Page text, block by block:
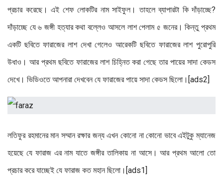
প্রচার করেছে। এই শেফ লোকটির নাম সাইফুল। তাহলে ব্যাপারটা কি দাঁড়াচ্ছে?
দাঁড়াচ্ছে যে ৬ জঙ্গী হত্যার কথা বল্লেও আসলে লাশ পেলাম ৫ জনের। কিন্তু প্রথম
একটি ছবিতে ফারাজের লাশ দেখা গেলেও আরেকটি ছবিতে ফারাজের লাশ পুরোপুরি
উধাও। আর প্রথম ছবিতে ফারাজের লাশ চিহ্নিত করা গেছে তার পায়ের সাদা কেডস
দেখে। ভিডিওতে আপনারা দেখবেন যে ফারাজের পায়ে সাদা কেডস ছিলো।[ads2]
লতিফুর রহমানের মান সম্মান রক্ষার জন্য এখন কোনো না কোনো ভাবে এইটুকু ম্যানেজ
হয়েছে যে ফারাজ এর নাম যাতে জঙ্গীর তালিকায় না আসে। আর প্রথম আলো তো
প্রচার করে যাচ্ছেই যে ফারাজ কত মহান ছিলো।[ads1]